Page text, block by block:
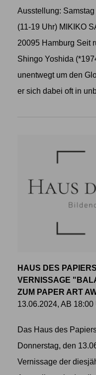
Ausstellung:
(11-19 Uhr) MIKIKO
20095 Hamburg Seit
Shingo Yoshida
unentwegt um den
er sich dabei oft in
HAUS DES
VERNISSAGE
ZUM PAPER ART
13.06.2024, AB 18:00
Das Haus des
Donnerstag, den
Vernissage der